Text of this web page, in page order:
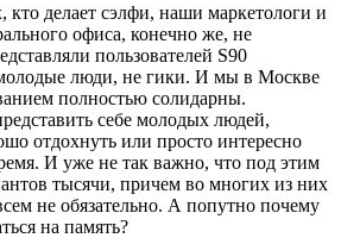
кто делает сэлфи, наши маркетологи и
офиса, конечно же, не
пользователей S90
люди, не гики. И мы в Москве
полностью солидарны.
себе молодых людей,
отдохнуть или просто интересно
И уже не так важно, что под этим
тысячи, причем во многих из них
не обязательно. А попутно почему
на память?